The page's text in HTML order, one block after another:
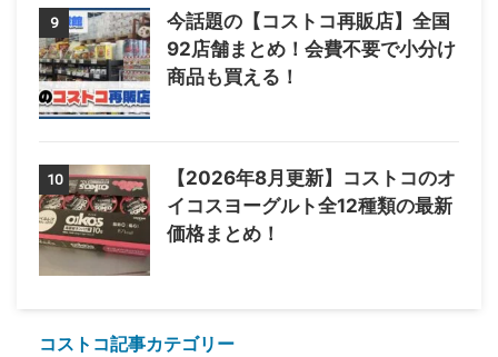
9
今話題の【コストコ再販店】全国
92店舗まとめ！会費不要で小分け
商品も買える！
10
【2026年8月更新】コストコのオ
イコスヨーグルト全12種類の最新
価格まとめ！
コストコ記事カテゴリー